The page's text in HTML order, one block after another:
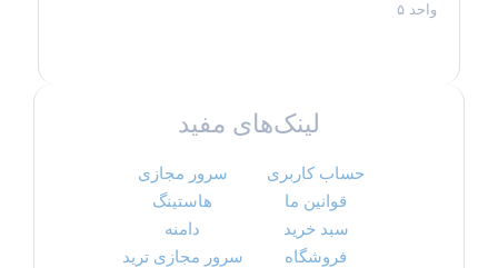
واحد ۵
لینک‌های مفید
حساب کاربری
قوانین ما
سبد خرید
فروشگاه
سرور مجازی
هاستینگ
دامنه
سرور مجازی ترید